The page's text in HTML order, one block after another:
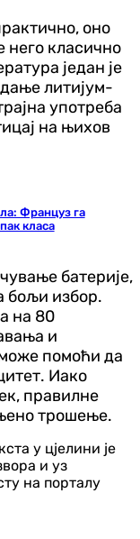
оно
него класично
један је
литијум-
употреба
на њихов
Француз га
класа
батерије,
бољи избор.
на 80
и
помоћи да
Иако
правилне
трошење.
у цјелини је
и уз
на порталу